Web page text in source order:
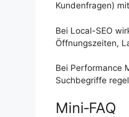
Kundenfragen)
Bei Local-SEO
Öffnungszeiten,
Bei Performance
Suchbegriffe
Mini‑FAQ